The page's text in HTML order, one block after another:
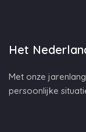
Het
Met onze
persoonlijke